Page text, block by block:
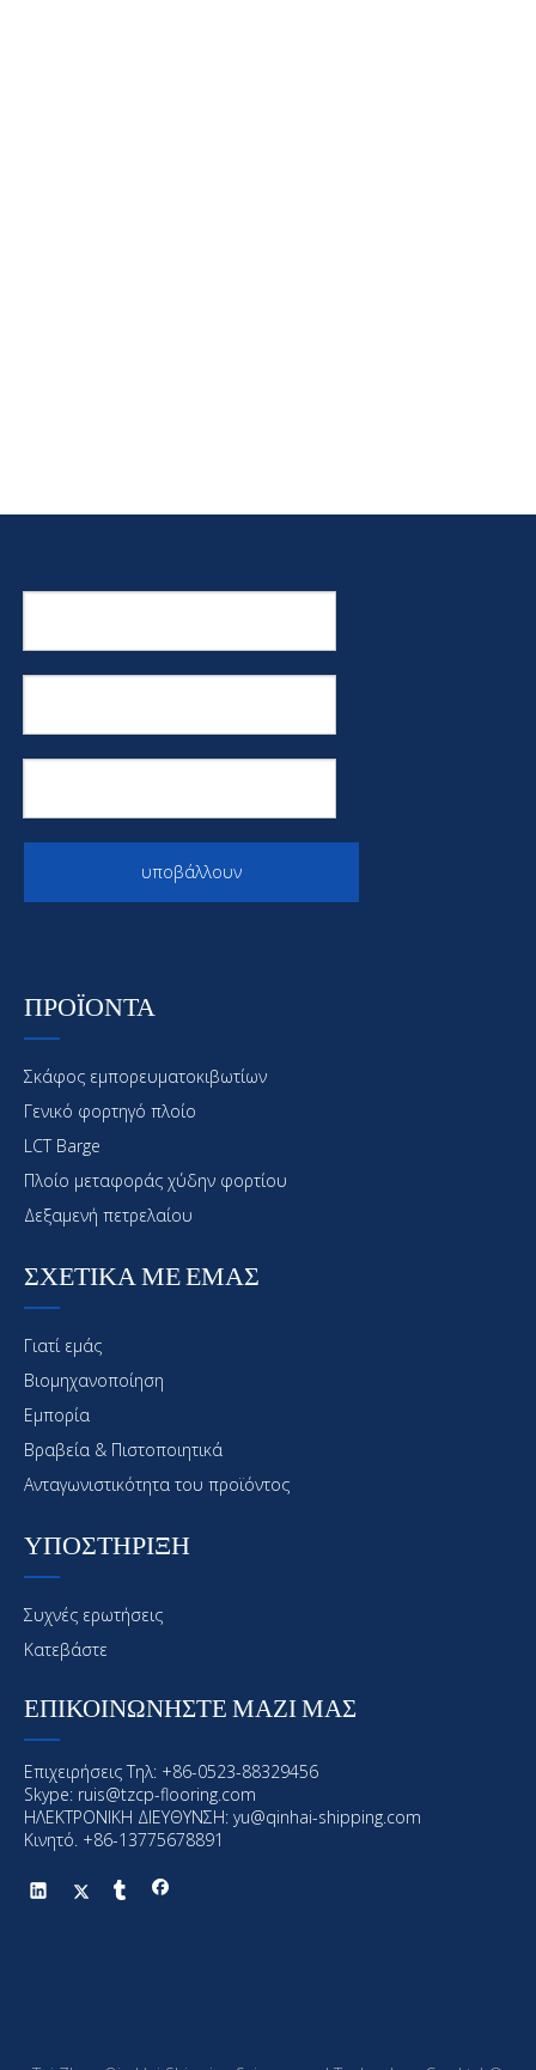
υποβάλλουν
ΠΡΟΪΟΝΤΑ
Σκάφος εμπορευματοκιβωτίων
Γενικό φορτηγό πλοίο
LCT Barge
Πλοίο μεταφοράς χύδην φορτίου
Δεξαμενή πετρελαίου
ΣΧΕΤΙΚΑ ΜΕ ΕΜΑΣ
Γιατί εμάς
Βιομηχανοποίηση
Εμπορία
Βραβεία & Πιστοποιητικά
Ανταγωνιστικότητα του προϊόντος
ΥΠΟΣΤΗΡΙΞΗ
Συχνές ερωτήσεις
Κατεβάστε
ΕΠΙΚΟΙΝΩΝΗΣΤΕ ΜΑΖΙ ΜΑΣ
Επιχειρήσεις Τηλ: +86-0523-88329456
Skype: ruis@tzcp-flooring.com
ΗΛΕΚΤΡΟΝΙΚΗ ΔΙΕΥΘΥΝΣΗ: yu@qinhai-shipping.com
Κινητό. +86-13775678891